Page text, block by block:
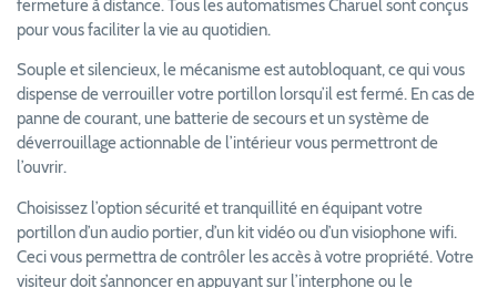
fermeture à distance. Tous les automatismes Charuel sont conçus
pour vous faciliter la vie au quotidien.
Souple et silencieux, le mécanisme est autobloquant, ce qui vous
dispense de verrouiller votre portillon lorsqu’il est fermé. En cas de
panne de courant, une batterie de secours et un système de
déverrouillage actionnable de l’intérieur vous permettront de
l’ouvrir.
Choisissez l’option sécurité et tranquillité en équipant votre
portillon d’un audio portier, d’un kit vidéo ou d’un visiophone wifi.
Ceci vous permettra de contrôler les accès à votre propriété. Votre
visiteur doit s’annoncer en appuyant sur l’interphone ou le